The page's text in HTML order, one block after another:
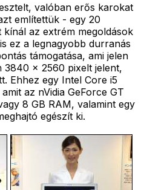
valóban erős karokat
említettük - egy 20
az extrém megoldások
ez a legnagyobb durranás
támogatása, ami jelen
3840 x 2560 pixelt jelent,
Ehhez egy Intel Core i5
az nVidia GeForce GT
8 GB RAM, valamint egy
egészít ki.